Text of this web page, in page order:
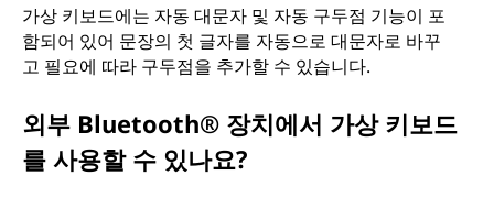
가상 키보드에는 자동 대문자 및 자동 구두점 기능이 포
함되어 있어 문장의 첫 글자를 자동으로 대문자로 바꾸
고 필요에 따라 구두점을 추가할 수 있습니다.
외부 Bluetooth® 장치에서 가상 키보드
를 사용할 수 있나요?